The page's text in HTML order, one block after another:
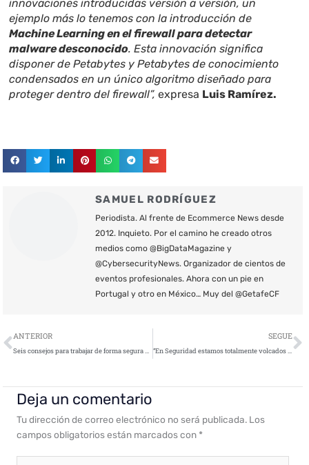
innovaciones introducidas versión a versión, un
ejemplo más lo tenemos con la introducción de
Machine Learning en el firewall para detectar
malware desconocido. Esta innovación significa
disponer de Petabytes y Petabytes de conocimiento
condensados en un único algoritmo diseñado para
proteger dentro del firewall”,expresa Luis Ramírez.
SAMUEL RODRÍGUEZ
Periodista. Al frente de Ecommerce News desde
2012. Inquieto. Por el camino he creado otros
medios como @BigDataMagazine y
@CybersecurityNews. Organizador de cientos de
eventos profesionales. Ahora con un pie en
Portugal y otro en México… Muy del @GetafeCF
Ant
ANTERIOR
Seis consejos para trabajar de forma segura si te llevas el ordenador a la playa o al pueblo
SEGUE
“En Seguridad estamos totalmente volcados en la aplicación de analítica avanzada para la resolución de problemas extremadamente complejos”
Deja un comentario
Tu dirección de correo electrónico no será publicada. Los
campos obligatorios están marcados con *